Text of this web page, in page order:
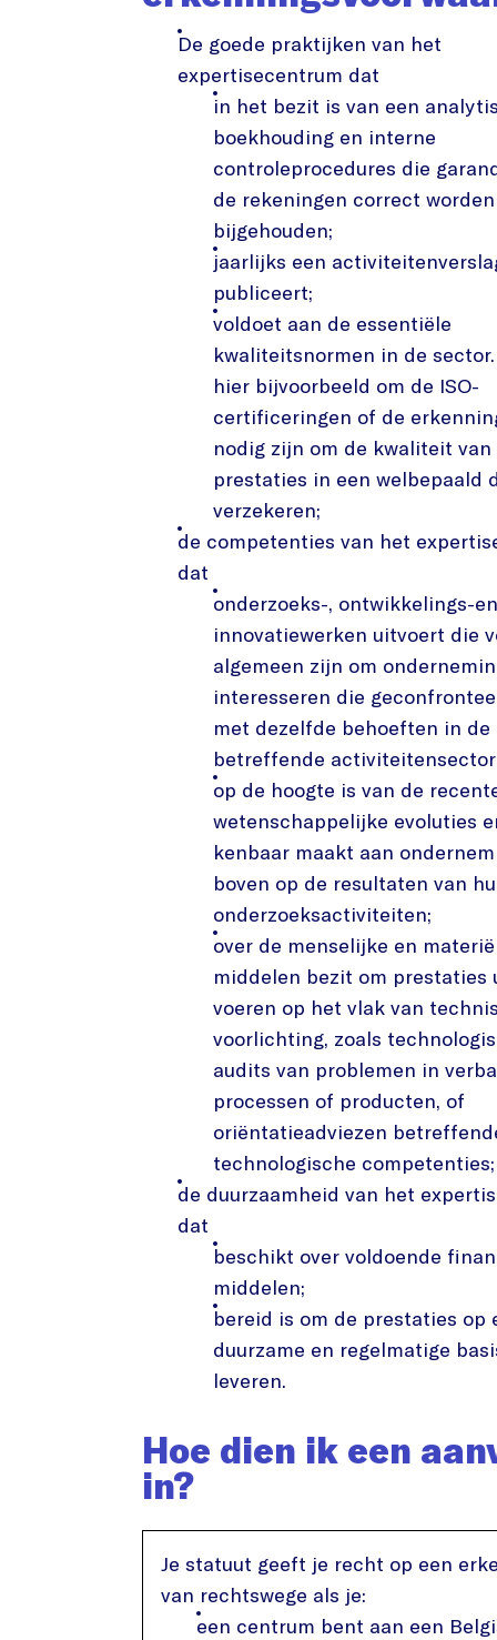
De goede praktijken van het
expertisecentrum dat
in het bezit is van een
boekhouding en interne
controleprocedures die
de rekeningen correct worden
bijgehouden;
jaarlijks een
publiceert;
voldoet aan de essentiële
kwaliteitsnormen in de
hier bijvoorbeeld om de ISO-
certificeringen of de
nodig zijn om de kwaliteit van
prestaties in een welbepaald
verzekeren;
de competenties van het
dat
onderzoeks-, ontwikkelings-en
innovatiewerken uitvoert die
algemeen zijn om
interesseren die
met dezelfde behoeften in de
betreffende
op de hoogte is van de
wetenschappelijke evoluties
kenbaar maakt aan
boven op de resultaten van
onderzoeksactiviteiten;
over de menselijke en
middelen bezit om prestaties
voeren op het vlak van
voorlichting, zoals
audits van problemen in
processen of producten, of
oriëntatieadviezen
technologische competenties;
de duurzaamheid van het
dat
beschikt over voldoende
middelen;
bereid is om de prestaties op
duurzame en regelmatige
leveren.
Hoe dien ik een
in?
Je statuut geeft je recht op een
van rechtswege als je:
een centrum bent aan een